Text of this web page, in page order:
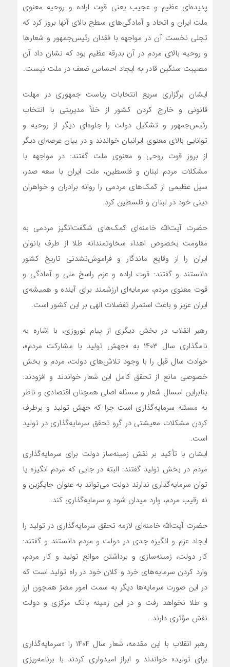
پدیده‌ای عظیم و عجیب یعنی قوت اراده و روحیه معنوی
ملت ایران و اتحاد و آمادگی‌های سطح بالای آنها بروز کرد که
تجلی نخست آن در مواجهه با فقدان رئیس‌جمهور و شعارها
و روحیه بالای مردم در آن بدرقه عظیم بود که نشان داد آن
مصیبت سنگین قادر به ایجاد احساس ضعف در ملت نیست.
ایشان برگزاری سریع انتخابات ریاست جمهوری در مهلت
قانونی و خارج کردن کشور از خلأ مدیریتی با انتخاب
رئیس‌جمهور و تشکیل دولت را جلوه‌ای دیگر از روحیه و
توانایی بالای معنوی ایرانیان خواندند و در بیان عرصه‌ای دیگر
از بروز قوت روحی و معنوی ملت گفتند: در مواجهه با
مشکلات مردم لبنان و فلسطین، ملت ایران با سعه صدر،
سیل عظیمی از کمک‌های مردمی را روانه برادران و خواهران
دینی خود در لبنان و فلسطین کرد.
حضرت آیت‌الله خامنه‌ای کمک‌های شگفت‌انگیز مردمی به
مقاومت بخصوص اهداء سخاوتمندانه طلا از طرف بانوان
ایران را از وقایع ماندگار و فراموش‌نشدنی تاریخ کشور
دانستند و گفتند: قوت اراده و عزم راسخ ملی و آمادگی و
قوت معنوی مردم، سرمایه‌ای ارزشمند برای آینده و همیشه‌ی
ایران عزیز و باعث استمرار تفضلات الهی بر این کشور است.
رهبر انقلاب در بخش دیگری از پیام نوروزی، با اشاره به
نامگذاری سال ۱۴۰۳ به «جهش تولید با مشارکت مردم»،
حوادث سال قبل را با وجود تلاش‌های دولت، مردم و بخش
خصوصی مانع از تحقق کامل این شعار خواندند و افزودند:
بنابراین امسال شعار و مسئله اصلی همچنان اقتصادی و ناظر
به مسئله سرمایه‌گذاری است چرا که جهش تولید و برطرف
کردن مشکلات معیشتی در گرو تحقق سرمایه‌گذاری در تولید
است.
ایشان با تأکید بر نقش زمینه‌ساز دولت برای سرمایه‌گذاری
مردم در بخش تولید گفتند: البته در جایی که مردم انگیزه یا
توان سرمایه‌گذاری ندارند دولت می‌تواند به عنوان جایگزین و
نه رقیب مردم، وارد میدان شود و سرمایه‌گذاری کند.
حضرت آیت‌الله خامنه‌ای لازمه تحقق سرمایه‌گذاری در تولید را
ایجاد عزم و انگیزه جدی در دولت و مردم دانستند و گفتند:
کار دولت، زمینه‌سازی و برداشتن موانع تولید و کار مردم،
وارد کردن سرمایه‌های خرد و کلان خود در راه تولید است که
در این صورت سرمایه‌ها دیگر به سمت امور مضرّ همچون ارز
و طلا نخواهد رفت و در این زمینه بانک مرکزی و دولت
نقش مؤثری دارند.
رهبر انقلاب با این مقدمه، شعار سال ۱۴۰۴ را «سرمایه‌گذاری
برای تولید» خواندند و ابراز امیدواری کردند با برنامه‌ریزی